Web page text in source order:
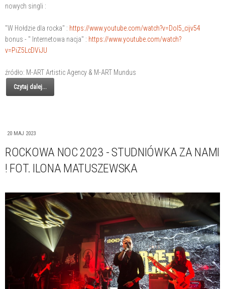
nowych singli :
"W Hołdzie dla rocka" : https://www.youtube.com/watch?v=Dol5_cijv54
bonus - " Internetowa nacja" : https://www.youtube.com/watch?
v=PiZ5LcDViJU
źródło: M-ART Artistic Agency & M-ART Mundus
Czytaj dalej...
20 MAJ 2023
ROCKOWA NOC 2023 - STUDNIÓWKA ZA NAMI
! FOT. ILONA MATUSZEWSKA